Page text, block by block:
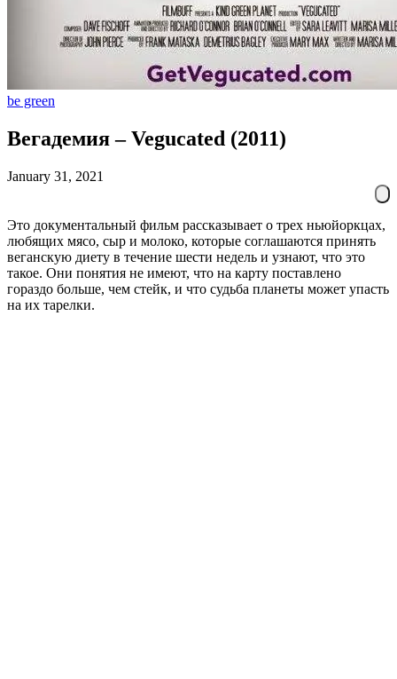
be green
Вегадемия – Vegucated (2011)
January 31, 2021
Это документальный фильм рассказывает о трех ньюйоркцах,
любящих мясо, сыр и молоко, которые соглашаются принять
веганскую диету в течение шести недель и узнают, что это
такое. Они понятия не имеют, что на карту поставлено
гораздо больше, чем стейк, и что судьба планеты может упасть
на их тарелки.